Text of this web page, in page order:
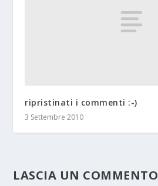
ripristinati i commenti :-)
3 Settembre 2010
LASCIA UN COMMENTO